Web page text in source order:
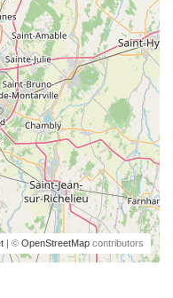
| © OpenStreetMap contributors